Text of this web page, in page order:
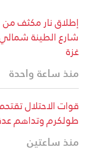
إطلاق نار مكثف من
شارع الطينة
غزة
منذ ساعة واحدة
قوات الاحتلال
طولكرم وتداهم
منذ ساعتين